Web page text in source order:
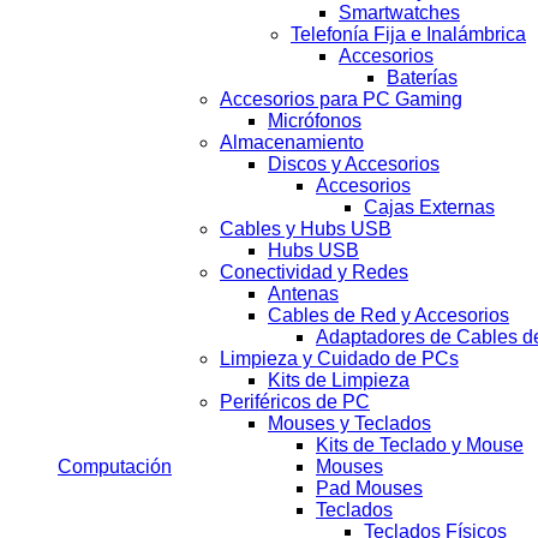
Smartwatches
Telefonía Fija e Inalámbrica
Accesorios
Baterías
Computación
Accesorios para PC Gaming
Micrófonos
Almacenamiento
Discos y Accesorios
Accesorios
Cajas Externas
Cables y Hubs USB
Hubs USB
Conectividad y Redes
Antenas
Cables de Red y Accesorios
Adaptadores de Cables
Limpieza y Cuidado de PCs
Kits de Limpieza
Periféricos de PC
Mouses y Teclados
Kits de Teclado y Mouse
Mouses
Pad Mouses
Teclados
Teclados Físicos